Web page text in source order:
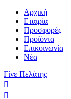
Αρχική
Εταιρία
Προσφορές
Προϊόντα
Επικοινωνία
Νέα
Γίνε Πελάτης